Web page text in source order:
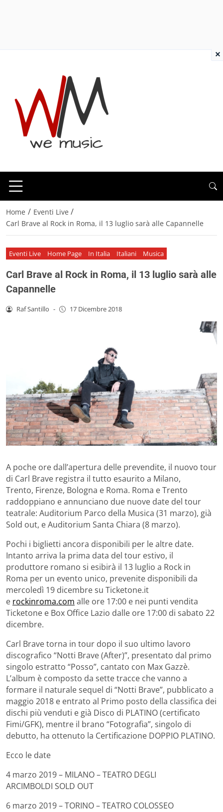
Home / Eventi Live /
Carl Brave al Rock in Roma, il 13 luglio sarà alle Capannelle
Eventi Live Home Page In Italia Italiani Musica
Carl Brave al Rock in Roma, il 13 luglio sarà alle
Capannelle
Raf Santillo - 17 Dicembre 2018
A poche ore dall’apertura delle prevendite, il nuovo tour
di Carl Brave registra il tutto esaurito a Milano,
Trento, Firenze, Bologna e Roma. Roma e Trento
raddoppiano e annunciano due nuove date del tour
teatrale: Auditorium Parco della Musica (31 marzo), già
Sold out, e Auditorium Santa Chiara (8 marzo).
Pochi i biglietti ancora disponibili per le altre date.
Intanto arriva la prima data del tour estivo, il
produttore romano si esibirà il 13 luglio a Rock in
Roma per un evento unico, prevenite disponibili da
mercoledì 19 dicembre su Ticketone.it
e rockinroma.com alle ore 17:00 e nei punti vendita
Ticketone e Box Office Lazio dalle ore 17:00 di sabato 22
dicembre.
Carl Brave torna in tour dopo il suo ultimo lavoro
discografico “Notti Brave (After)”, presentato dal primo
singolo estratto “Posso”, cantato con Max Gazzè.
L’album è composto da sette tracce che vanno a
formare il naturale sequel di “Notti Brave”, pubblicato a
maggio 2018 e entrato al Primo posto della classifica dei
dischi più venduti e già Disco di PLATINO (certificato
Fimi/GFK), mentre il brano “Fotografia”, singolo di
debutto, ha ottenuto la Certificazione DOPPIO PLATINO.
Ecco le date
4 marzo 2019 – MILANO – TEATRO DEGLI
ARCIMBOLDI SOLD OUT
6 marzo 2019 – TORINO – TEATRO COLOSSEO
×